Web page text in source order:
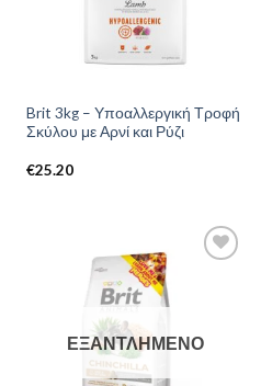
Brit 3kg – Υποαλλεργική Τροφή
Σκύλου με Αρνί και Ρύζι
€25.20
ΕΞΑΝΤΛΗΜΈΝΟ